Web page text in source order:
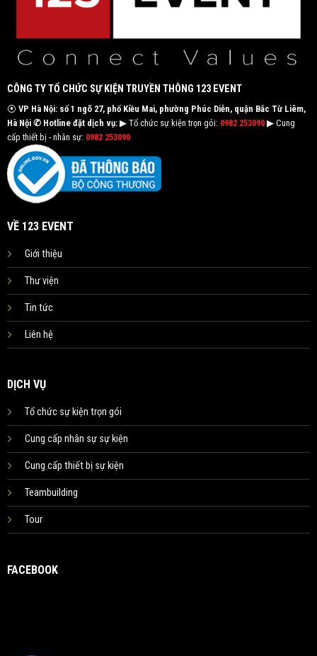
CÔNG TY TỔ CHỨC SỰ KIỆN TRUYỀN THÔNG 123 EVENT
⦿ VP Hà Nội: số 1 ngõ 27, phố Kiều Mai, phường Phúc Diễn, quận Bắc Từ Liêm,
Hà Nội ✆ Hotline đặt dịch vụ:▶ Tổ chức sự kiện trọn gói: 0982 253090▶ Cung
cấp thiết bị - nhân sự: 0982 253090
VỀ 123 EVENT
Giới thiệu
Thư viện
Tin tức
Liên hệ
DỊCH VỤ
Tổ chức sự kiện trọn gói
Cung cấp nhân sự sự kiện
Cung cấp thiết bị sự kiện
Teambuilding
Tour
FACEBOOK